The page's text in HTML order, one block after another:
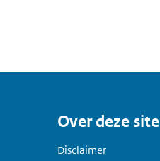
Over deze site
Disclaimer